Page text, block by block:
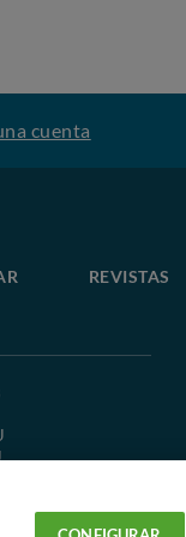
cuenta
REVISTAS
de OCU